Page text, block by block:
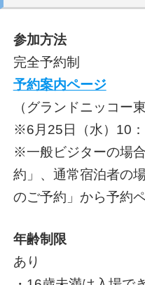
参加方法
完全予約制
予約案内ページ
（グランドニッコー
※6月25日（水）10
※一般ビジターの場
約」、通常宿泊者の
のご予約」から予約
年齢制限
あり